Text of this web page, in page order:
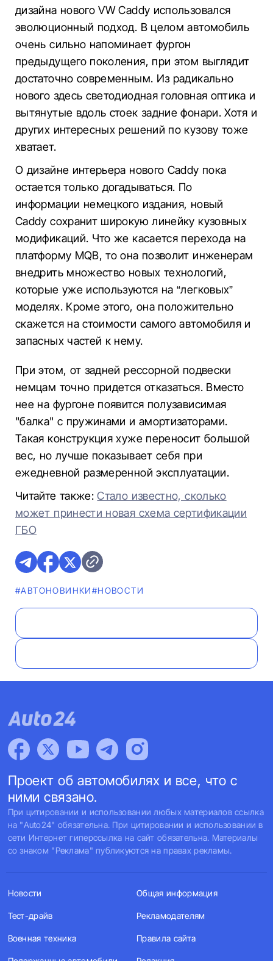
дизайна нового VW Caddy использовался
эволюционный подход. В целом автомобиль
очень сильно напоминает фургон
предыдущего поколения, при этом выглядит
достаточно современным. Из радикально
нового здесь светодиодная головная оптика и
вытянутые вдоль стоек задние фонари. Хотя и
других интересных решений по кузову тоже
хватает.
О дизайне интерьера нового Caddy пока
остается только догадываться. По
информации немецкого издания, новый
Caddy сохранит широкую линейку кузовных
модификаций. Что же касается перехода на
платформу MQB, то она позволит инженерам
внедрить множество новых технологий,
которые уже используются на “легковых”
моделях. Кроме этого, она положительно
скажется на стоимости самого автомобиля и
запасных частей к нему.
При этом, от задней рессорной подвески
немцам точно придется отказаться. Вместо
нее на фургоне появится полузависимая
"балка" с пружинами и амортизаторами.
Такая конструкция хуже переносит большой
вес, но лучше показывает себя при
ежедневной размеренной эксплуатации.
Читайте также:Стало известно, сколько
может принести новая схема сертификации
ГБО​​​​​​​
#AВТОНОВИНКИ#НОВОСТИ
Проект об автомобилях и все, что с
ними связано.
При цитировании и использовании любых материалов ссылка
на "Auto24" обязательна. При цитировании и использовании в
сети Интернет гиперссылка на сайт обязательна. Материалы
со знаком "Реклама" публикуются на правах рекламы.
Новости
Тест-драйв
Военная техника
Общая информация
Рекламодателям
Правила сайта